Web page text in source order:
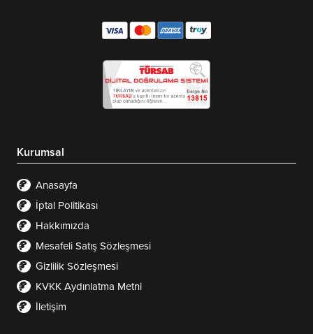
Kurumsal
Anasayfa
İptal Politikası
Hakkımızda
Mesafeli Satış Sözleşmesi
Gizlilik Sözleşmesi
KVKK Aydınlatma Metni
İletişim